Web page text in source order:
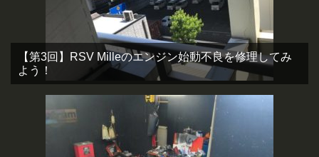
【第3回】RSV Milleのエンジン始動不良を修理してみ
よう！